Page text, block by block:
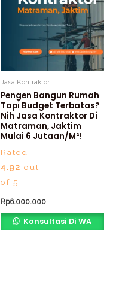
Jasa Kontraktor
Pengen Bangun Rumah
Tapi Budget Terbatas?
Nih Jasa Kontraktor Di
Matraman, Jaktim
Mulai 6 Jutaan/m²!
Rated
4.92 out
of 5
Rp6.000.000
Konsultasi Di WA